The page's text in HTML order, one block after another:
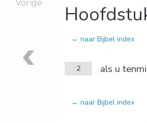
Vorige
← naar Bijbel index
2 als u
← naar Bijbel index